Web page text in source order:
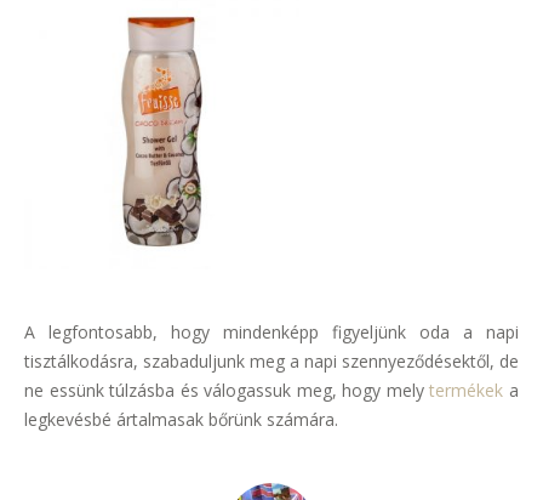
A legfontosabb, hogy mindenképp figyeljünk oda a napi
tisztálkodásra, szabaduljunk meg a napi szennyeződésektől, de
ne essünk túlzásba és válogassuk meg, hogy melytermékek a
legkevésbé ártalmasak bőrünk számára.